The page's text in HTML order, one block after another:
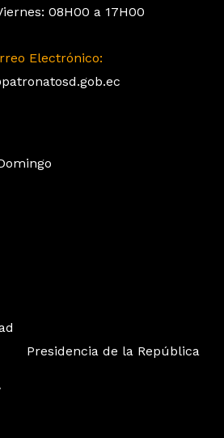
08H00 a 17H00
Electrónico:
Presidencia de la República